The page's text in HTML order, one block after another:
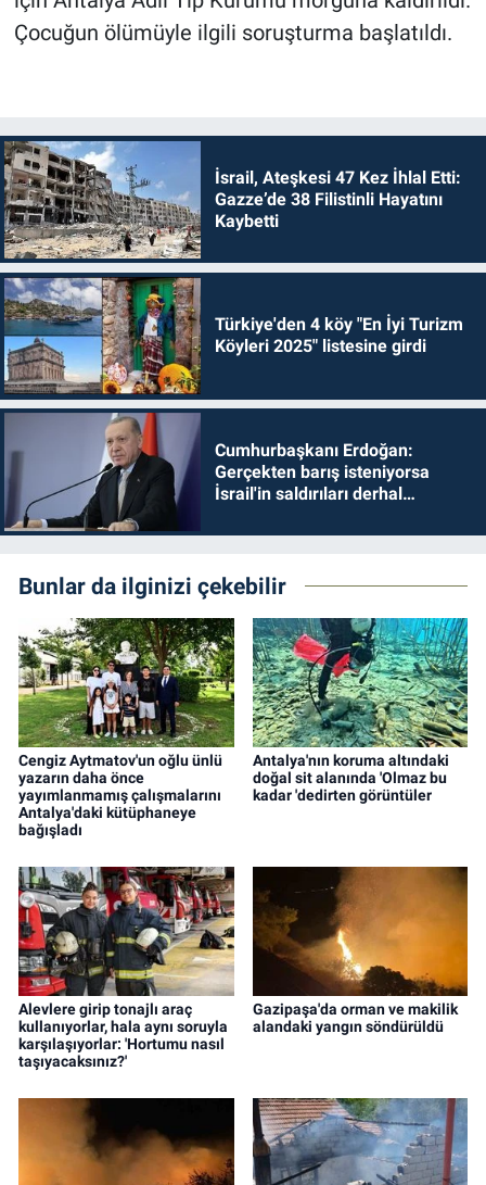
Çocuğun ölümüyle ilgili soruşturma başlatıldı.
İsrail, Ateşkesi 47 Kez İhlal Etti:
Gazze’de 38 Filistinli Hayatını
Kaybetti
Türkiye'den 4 köy "En İyi Turizm
Köyleri 2025" listesine girdi
Cumhurbaşkanı Erdoğan:
Gerçekten barış isteniyorsa
İsrail'in saldırıları derhal
Bunlar da ilginizi çekebilir
Cengiz Aytmatov'un oğlu ünlü
yazarın daha önce
yayımlanmamış çalışmalarını
Antalya'daki kütüphaneye
bağışladı
Antalya'nın koruma altındaki
doğal sit alanında 'Olmaz bu
kadar 'dedirten görüntüler
Alevlere girip tonajlı araç
kullanıyorlar, hala aynı soruyla
karşılaşıyorlar: 'Hortumu nasıl
taşıyacaksınız?'
Gazipaşa'da orman ve makilik
alandaki yangın söndürüldü